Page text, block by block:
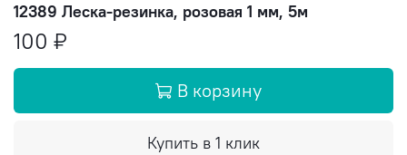
12389 Леска-резинка, розовая 1 мм, 5м
100 ₽
В корзину
Купить в 1 клик